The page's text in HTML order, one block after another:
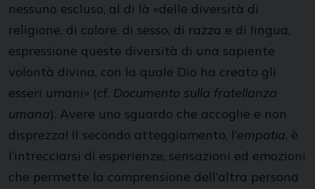
nessuno escluso, al di là «delle diversità di
religione, di colore, di sesso, di razza e di lingua,
espressione queste diversità di una sapiente
volontà divina, con la quale Dio ha creato gli
esseri umani» (cf. Documento sulla fratellanza
umana). Avere uno sguardo che accoglie e non
disprezza! Il secondo atteggiamento, l’empatia, è
l’intrecciarsi di esperienze, sensazioni ed emozioni
che permette la comprensione dell’altra persona